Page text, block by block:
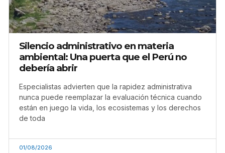
Silencio administrativo en materia
ambiental: Una puerta que el Perú no
debería abrir
Especialistas advierten que la rapidez administrativa
nunca puede reemplazar la evaluación técnica cuando
están en juego la vida, los ecosistemas y los derechos
de toda
01/08/2026